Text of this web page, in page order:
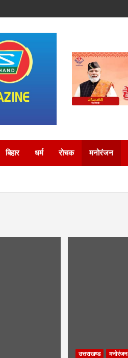
बिहार धर्म रोचक मनोरंजन
उत्तराखण्ड मनोरंजन